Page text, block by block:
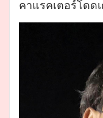
คาแรคเตอร์โดด